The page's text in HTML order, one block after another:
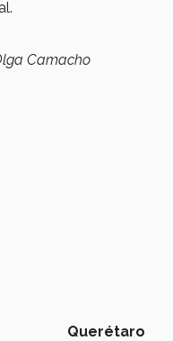
Camacho
Querétaro